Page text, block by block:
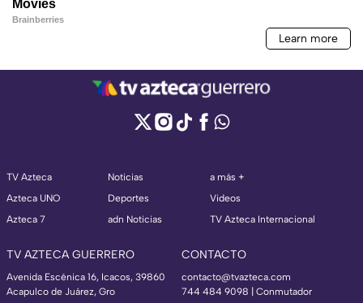
TV Azteca
Azteca UNO
Azteca 7
Noticias
Deportes
adn Noticias
a más +
Videos
TV Azteca Internacional
TV AZTECA GUERRERO
Avenida Escénica 16, Icacos, 39860
Acapulco de Juárez, Gro
CONTACTO
contacto@tvazteca.com
744 484 9098 | Conmutador